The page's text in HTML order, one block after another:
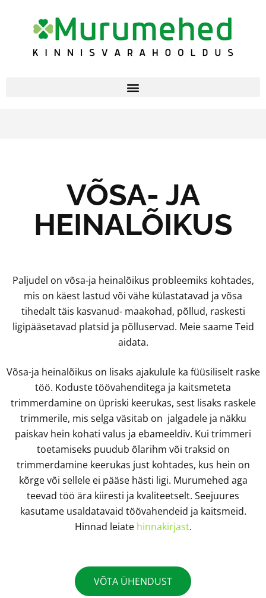
VÕSA- JA
HEINALÕIKUS
Paljudel on võsa-ja heinalõikus probleemiks kohtades,
mis on käest lastud või vähe külastatavad ja võsa
tihedalt täis kasvanud- maakohad, põllud, raskesti
ligipääsetavad platsid ja põlluservad. Meie saame Teid
aidata.
Võsa-ja heinalõikus on lisaks ajakulule ka füüsiliselt raske
töö. Koduste töövahenditega ja kaitsmeteta
trimmerdamine on üpriski keerukas, sest lisaks raskele
trimmerile, mis selga väsitab on jalgadele ja näkku
paiskav hein kohati valus ja ebameeldiv. Kui trimmeri
toetamiseks puudub õlarihm või traksid on
trimmerdamine keerukas just kohtades, kus hein on
kõrge või sellele ei pääse hästi ligi. Murumehed aga
teevad töö ära kiiresti ja kvaliteetselt. Seejuures
kasutame usaldatavaid töövahendeid ja kaitsmeid.
Hinnad leiate hinnakirjast.
VÕTA ÜHENDUST